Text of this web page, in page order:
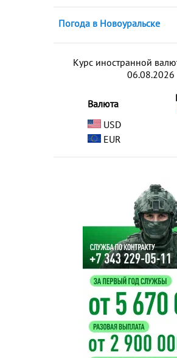
Погода в Новоуральске
Курс иностранной
06.08.2026
Валюта
USD
EUR